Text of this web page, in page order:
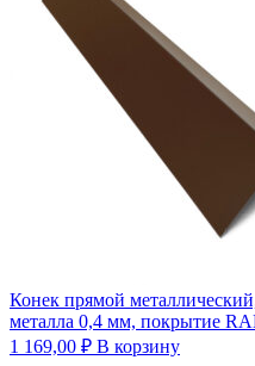
Конек прямой
металла 0,4 мм, покрытие
1 169,00 ₽ В корзину